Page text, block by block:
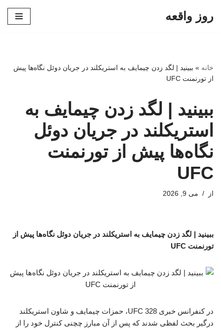
روز واقعه
خانه » ببینید | لگد زدن چیمایف به استریکلند در جریان دوئل نگاه‌ها پیش
از تورنمنت UFC
ببینید | لگد زدن چیمایف به
استریکلند در جریان دوئل
نگاه‌ها پیش از تورنمنت
UFC
از می 9, 2026
ببینید | لگد زدن چیمایف به استریکلند در جریان دوئل نگاه‌ها پیش از
تورنمنت UFC
در کنفرانس خبری UFC 328، حمزات چیمایف و شاون استریکلند
درگیر بحث لفظی شدند که پس از آن مبارز چچنی کنترل خود را از